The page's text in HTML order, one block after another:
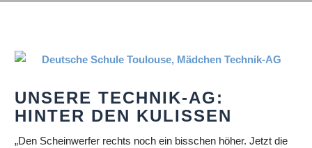
UNSERE TECHNIK-AG:
HINTER DEN KULISSEN
„Den Scheinwerfer rechts noch ein bisschen höher. Jetzt die